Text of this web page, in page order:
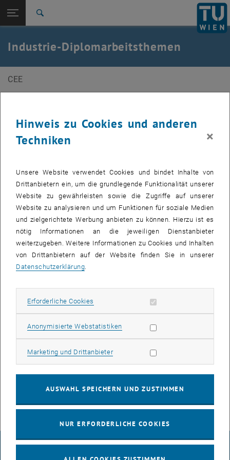
TU Login
Zurück: Subseiten von Industrie-Diplomarbeitsthemen auflisten
Zurück zur letzten Ebene:
Industrie-Diplomarbeitsthemen
weichen Böden
Industrie-Diplomarbeitsthemen
CEE
Vergleichende Berechnungen für tiefe Baugruben in
weichen Böden am Beispiel des Projektes …. sowie
Erarbeitung eines praxisgerechten
Es sollen tiefe Baugruben in weichen Böden (siehe EAB)
vergleichend untersucht und ein praxisnahes Herstellkonzept
entwickelt werden, da eine freie Auflagerung der Baugrubenwand im
Boden unterhalb der Aushubsohle nur in begrenztem Umfang
möglich ist.
Kontakt
Institut:
Grundbau, Boden- und
Felsmechanik
Institutskontakt:
Univ.-Prof. Dipl.-Ing.
Dr.techn. Dietmar Adam, öffnet
Hinweis zu Cookies und anderen
Techniken
×
Unsere Website verwendet Cookies und bindet Inhalte von
Drittanbietern ein, um die grundlegende Funktionalität unserer
Website zu gewährleisten sowie die Zugriffe auf unserer
Website zu analysieren und um Funktionen für soziale Medien
und zielgerichtete Werbung anbieten zu können. Hierzu ist es
nötig Informationen an die jeweiligen Dienstanbieter
weiterzugeben. Weitere Informationen zu Cookies und Inhalten
von Drittanbietern auf der Website finden Sie in unserer
Datenschutzerklärung.
Erforderliche Cookies Erforderliche Cookies zulassen
Anonymisierte WebstatistikenStatistik Cookies zulassen
Marketing und DrittanbieterMarketing Cookies zulassen
AUSWAHL SPEICHERN UND ZUSTIMMEN
NUR ERFORDERLICHE COOKIES